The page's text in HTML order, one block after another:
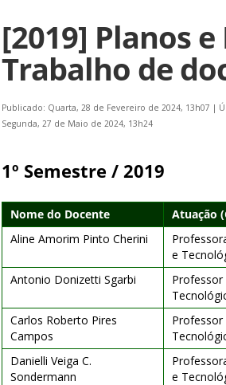
[2019] Planos
Trabalho de
Publicado: Quarta, 28 de Fevereiro de 2024, 13h07 |
Segunda, 27 de Maio de 2024, 13h24
1º Semestre / 2019
Nome do Docente Atuação
Aline Amorim Pinto Cherini
e
Antonio Donizetti Sgarbi
Professor
Carlos Roberto Pires
Campos
Professor
Danielli Veiga C.
Sondermann
e